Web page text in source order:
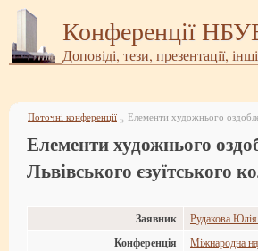
Конференції
Доповіді, тези, презентації,
Поточні конференції » Елементи художнього
Елементи художнього
Львівського єзуїтського
Заявник Рудакова Юлія
Конференція
Міжнародна